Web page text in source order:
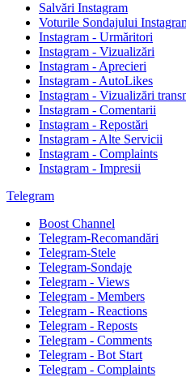
Salvări Instagram
Voturile Sondajului
Instagram - Urmăritori
Instagram - Vizualizări
Instagram - Aprecieri
Instagram - AutoLikes
Instagram - Vizualizări
Instagram - Comentarii
Instagram - Repostări
Instagram - Alte Servicii
Instagram - Complaints
Instagram - Impresii
Telegram
Boost Channel
Telegram-Recomandări
Telegram-Stele
Telegram-Sondaje
Telegram - Views
Telegram - Members
Telegram - Reactions
Telegram - Reposts
Telegram - Comments
Telegram - Bot Start
Telegram - Complaints